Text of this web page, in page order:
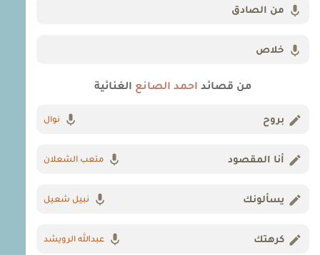
من الصادق
خلاص
من قصائد احمد الصانع الغنائية
بروح نوال
أنا المقصود متعب الشعلان
يسألونك نبيل شعيل
كرهتك عبدالله الرويشد